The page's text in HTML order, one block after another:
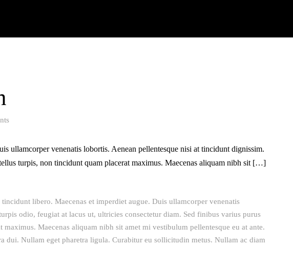
ullamcorper venenatis lobortis. Aenean pellentesque nisi at tincidunt dignissim.
turpis, non tincidunt quam placerat maximus. Maecenas aliquam nibh sit […]
libero. Maecenas et imperdiet augue. Duis ullamcorper venenatis
odio, feugiat at lacus ut, ultricies consectetur diam. Sed finibus varius purus
Maecenas aliquam nibh sit amet mi vestibulum pellentesque eu at ante.
dui. Nullam eget pharetra ligula. Curabitur eu sollicitudin metus. Nullam ac diam